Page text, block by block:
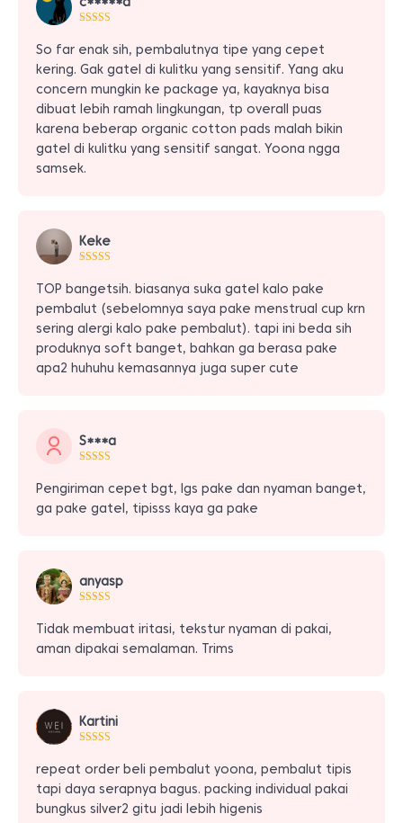
So far enak sih, pembalutnya tipe yang cepet
kering. Gak gatel di kulitku yang sensitif. Yang aku
concern mungkin ke package ya, kayaknya bisa
dibuat lebih ramah lingkungan, tp overall puas
karena beberap organic cotton pads malah bikin
gatel di kulitku yang sensitif sangat. Yoona ngga
samsek.
Keke
TOP bangetsih. biasanya suka gatel kalo pake
pembalut (sebelomnya saya pake menstrual cup krn
sering alergi kalo pake pembalut). tapi ini beda sih
produknya soft banget, bahkan ga berasa pake
apa2 huhuhu kemasannya juga super cute
S***a
Pengiriman cepet bgt, lgs pake dan nyaman banget,
ga pake gatel, tipisss kaya ga pake
anyasp
Tidak membuat iritasi, tekstur nyaman di pakai,
aman dipakai semalaman. Trims
Kartini
repeat order beli pembalut yoona, pembalut tipis
tapi daya serapnya bagus. packing individual pakai
bungkus silver2 gitu jadi lebih higenis